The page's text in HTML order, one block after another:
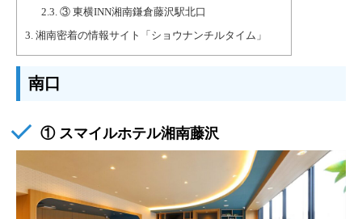
2.3.③ 東横INN湘南鎌倉藤沢駅北口
3. 湘南密着の情報サイト「ショウナンチルタイム」
南口
① スマイルホテル湘南藤沢